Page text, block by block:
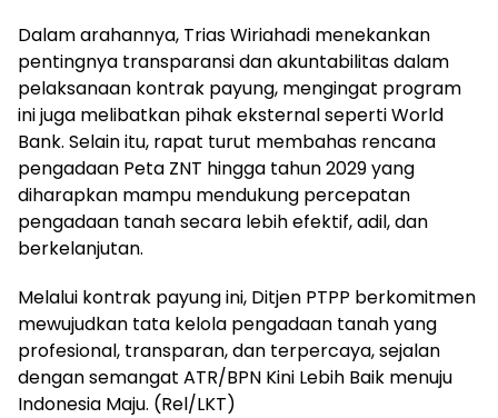
Dalam arahannya, Trias Wiriahadi menekankan
pentingnya transparansi dan akuntabilitas dalam
pelaksanaan kontrak payung, mengingat program
ini juga melibatkan pihak eksternal seperti World
Bank. Selain itu, rapat turut membahas rencana
pengadaan Peta ZNT hingga tahun 2029 yang
diharapkan mampu mendukung percepatan
pengadaan tanah secara lebih efektif, adil, dan
berkelanjutan.
Melalui kontrak payung ini, Ditjen PTPP berkomitmen
mewujudkan tata kelola pengadaan tanah yang
profesional, transparan, dan terpercaya, sejalan
dengan semangat ATR/BPN Kini Lebih Baik menuju
Indonesia Maju. (Rel/LKT)